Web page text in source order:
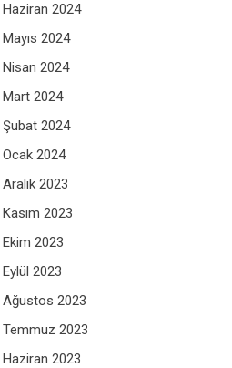
Haziran 2024
Mayıs 2024
Nisan 2024
Mart 2024
Şubat 2024
Ocak 2024
Aralık 2023
Kasım 2023
Ekim 2023
Eylül 2023
Ağustos 2023
Temmuz 2023
Haziran 2023